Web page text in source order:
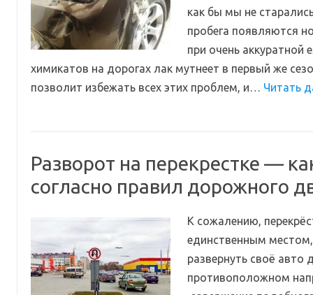
как бы мы не
пробега появляются
при очень аккуратной
химикатов на дорогах лак мутнеет в первый же
позволит избежать всех этих проблем, и… Читать
Разворот на перекрестке —
согласно правил дорожного
К сожалению,
единственным
развернуть своё авто
противоположном